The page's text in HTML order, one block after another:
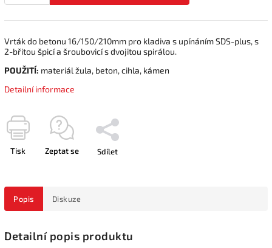
Vrták do betonu 16/150/210mm pro kladiva s upínáním SDS-plus, s
2-břitou špicí a šroubovicí s dvojitou spirálou.
POUŽITÍ: materiál žula, beton, cihla, kámen
Detailní informace
Tisk Zeptat se Sdílet
Popis Diskuze
Detailní popis produktu